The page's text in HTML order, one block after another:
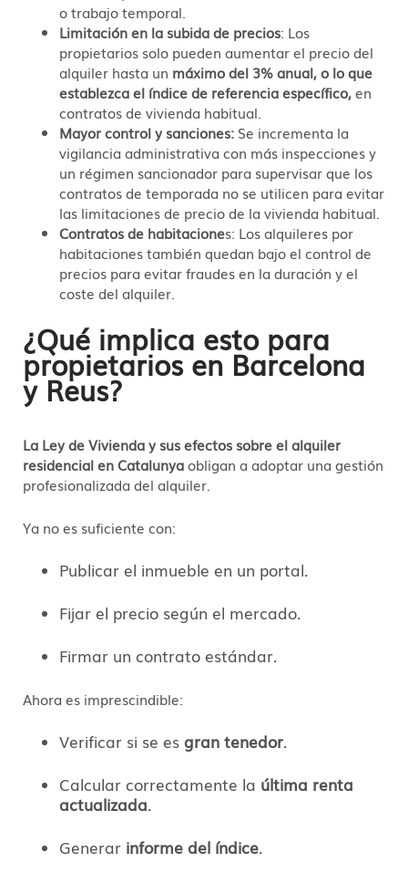
o trabajo temporal.
Limitación en la subida de precios: Los
propietarios solo pueden aumentar el precio del
alquiler hasta un máximo del 3% anual, o lo que
establezca el índice de referencia específico,en
contratos de vivienda habitual.
Mayor control y sanciones: Se incrementa la
vigilancia administrativa con más inspecciones y
un régimen sancionador para supervisar que los
contratos de temporada no se utilicen para evitar
las limitaciones de precio de la vivienda habitual.
Contratos de habitaciones: Los alquileres por
habitaciones también quedan bajo el control de
precios para evitar fraudes en la duración y el
coste del alquiler.
¿Qué implica esto para
propietarios en Barcelona
y Reus?
La Ley de Vivienda y sus efectos sobre el alquiler
residencial en Catalunyaobligan a adoptar una gestión
profesionalizada del alquiler.
Ya no es suficiente con:
Publicar el inmueble en un portal.
Fijar el precio según el mercado.
Firmar un contrato estándar.
Ahora es imprescindible:
Verificar si se es gran tenedor.
Calcular correctamente la última renta
actualizada.
Generar informe del índice.